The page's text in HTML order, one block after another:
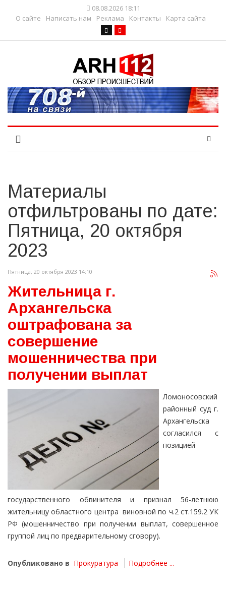
08.08.2026 18:11
О сайте
Написать нам Реклама Контакты Карта сайта
Материалы
отфильтрованы по дате:
Пятница, 20 октября
2023
Пятница, 20 октября 2023 14:10
Жительница г.
Архангельска
оштрафована за
совершение
мошенничества при
получении выплат
Ломоносовский
районный суд г.
Архангельска
согласился с
позицией
государственного обвинителя и признал 56-летнюю
жительницу областного центра виновной по ч.2 ст.159.2 УК
РФ (мошенничество при получении выплат, совершенное
группой лиц по предварительному сговору).
Опубликовано в Прокуратура Подробнее ...